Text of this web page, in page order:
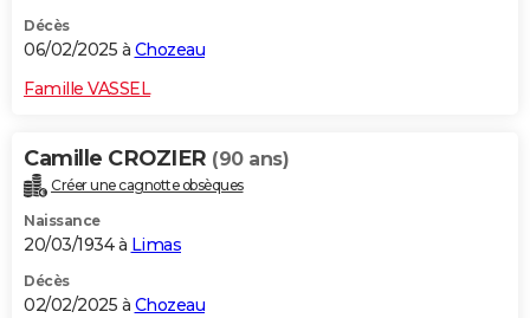
Décès
06/02/2025 à Chozeau
Famille VASSEL
Camille CROZIER (90 ans)
Créer une cagnotte obsèques
Naissance
20/03/1934 à Limas
Décès
02/02/2025 à Chozeau